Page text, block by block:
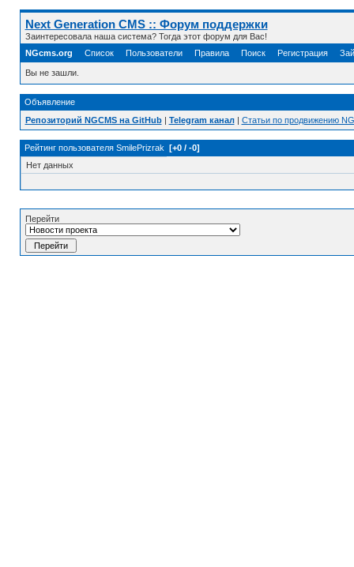
Next Generation CMS :: Форум поддержки
Заинтересовала наша система? Тогда этот форум для Вас!
NGcms.org
Список Пользователи Правила Поиск Регистрация
Вы не зашли.
Объявление
Репозиторий NGCMS на GitHub| Telegram канал| Статьи по продвижению
Рейтинг пользователя SmilePrizrak [+0 / -0]
Нет данных
Перейти